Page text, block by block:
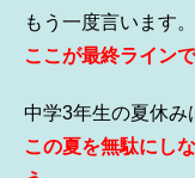
もう一度言います。
ここが最終ラインで
中学3年生の夏休み
この夏を無駄にし